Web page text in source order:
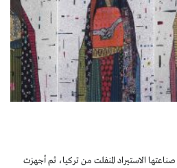
الاستيراد المنفلت من تركيا، ثم أجهزت